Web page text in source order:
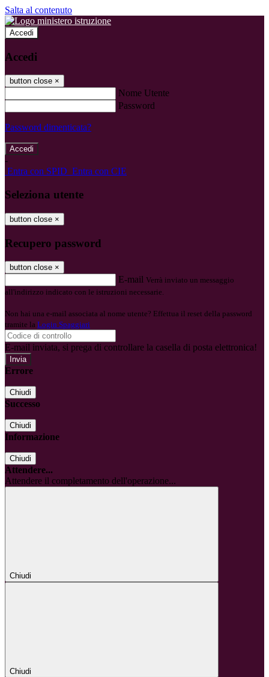
Salta al contenuto
Accedi
Accedi
button close ×
Nome Utente
Password
Password dimenticata?
-
Entra con SPID Entra con CIE
Seleziona utente
button close ×
Recupero password
button close ×
E-mail Verrà inviato un messaggio
all'indirizzo indicato con le istruzioni necessarie.
Non hai una e-mail associata al nome utente? Effettua il reset della password
tramite la Login Spaggiari
E-mail inviata, si prega di controllare la casella di posta elettronica!
Errore
Chiudi
Successo
Chiudi
Informazione
Chiudi
Attendere...
Attendere il completamento dell'operazione...
Chiudi
Chiudi